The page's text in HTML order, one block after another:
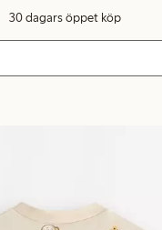
30 dagars öppet köp